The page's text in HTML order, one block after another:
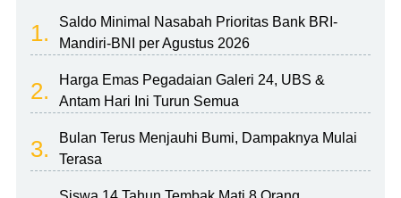
1.
Saldo Minimal Nasabah Prioritas Bank BRI-
Mandiri-BNI per Agustus 2026
2.
Harga Emas Pegadaian Galeri 24, UBS &
Antam Hari Ini Turun Semua
3.
Bulan Terus Menjauhi Bumi, Dampaknya Mulai
Terasa